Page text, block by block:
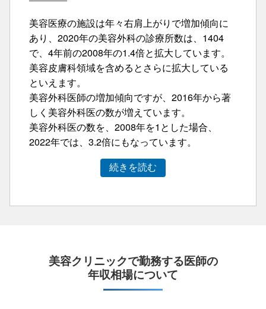
美容医療の施設は年々右肩上がりで増加傾向に
あり、2020年の美容外科の診療所数は、1404
で、4年前の2008年の1.4倍と拡大しています。
美容皮膚科領域を含めるとさらに拡大している
といえます。
美容外科医師の増加傾向ですが、2016年から著
しく美容外科医の数が増えています。
美容外科医の数を、2008年を1とした場合、
2022年では、3.2倍にもなっています。
続きを読む
美容クリニックで勤務する医師の
年収相場について